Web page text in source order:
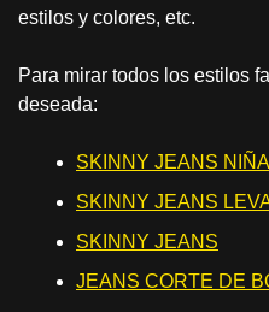
estilos y colores, etc.
Para mirar todos los estilos
deseada:
SKINNY JEANS
SKINNY JEANS
SKINNY JEANS
JEANS CORTE DE